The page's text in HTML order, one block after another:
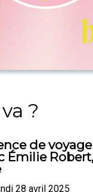
?
de voyage
Émilie
28 avril 2025